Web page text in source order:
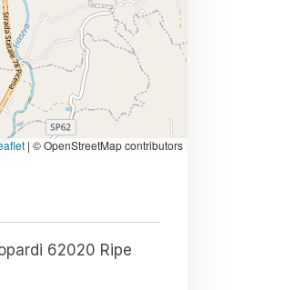
| © OpenStreetMap contributors
Ripe